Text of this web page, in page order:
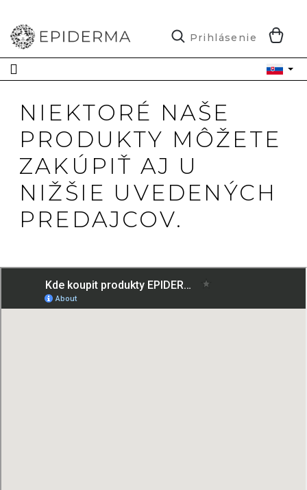
obsah
Prihlásenie
NIEKTORÉ NAŠE
PRODUKTY MÔŽETE
ZAKÚPIŤ AJ U
NIŽŠIE UVEDENÝCH
PREDAJCOV.